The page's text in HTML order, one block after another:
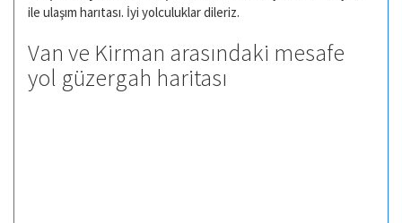
ile ulaşım harıtası. İyi yolculuklar dileriz.
Van ve Kirman arasındaki mesafe
yol güzergah haritası